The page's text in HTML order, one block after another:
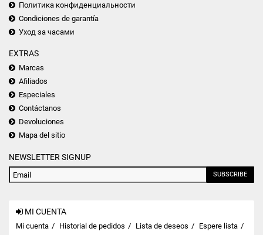
Политика конфиденциальности
Condiciones de garantía
Уход за часами
EXTRAS
Marcas
Afiliados
Especiales
Contáctanos
Devoluciones
Mapa del sitio
NEWSLETTER SIGNUP
SUBSCRIBE
MI CUENTA
Mi cuenta Historial de pedidos Lista de deseos Espere lista